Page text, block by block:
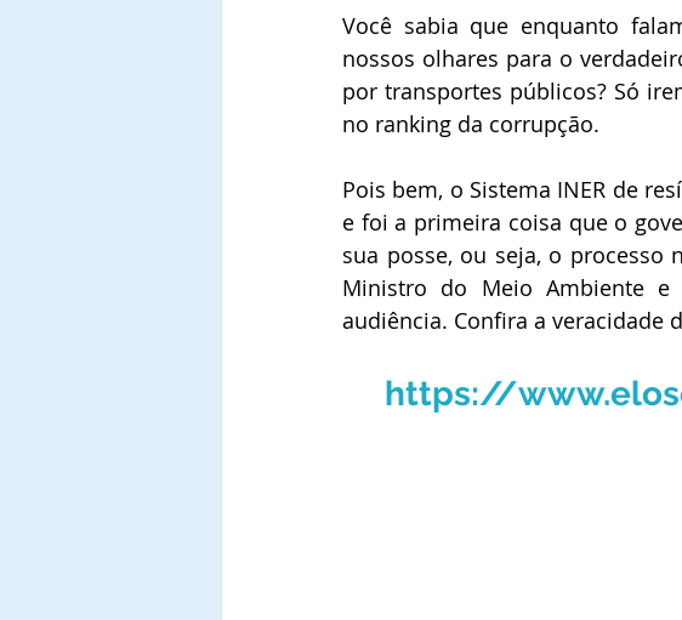
Você sabia que enquanto
nossos olhares para o
por transportes públicos? Só
no ranking da corrupção.
Pois bem, o Sistema INER de
e foi a primeira coisa que o
sua posse, ou seja, o processo
Ministro do Meio Ambiente
audiência. Confira a veracidade
https://